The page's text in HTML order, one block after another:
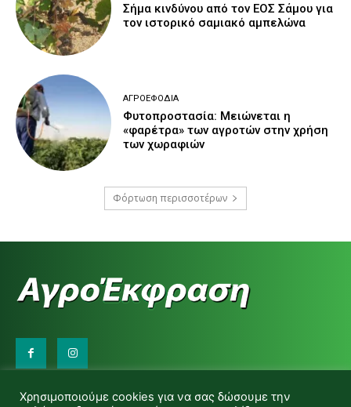
Σήμα κινδύνου από τον ΕΟΣ Σάμου για
τον ιστορικό σαμιακό αμπελώνα
ΑΓΡΟΕΦΌΔΙΑ
Φυτοπροστασία: Μειώνεται η
«φαρέτρα» των αγροτών στην χρήση
των χωραφιών
Φόρτωση περισσοτέρων
d.makas@yahoo.gr
Χρησιμοποιούμε cookies για να σας δώσουμε την